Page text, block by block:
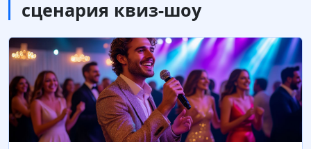
сценария квиз-шоу